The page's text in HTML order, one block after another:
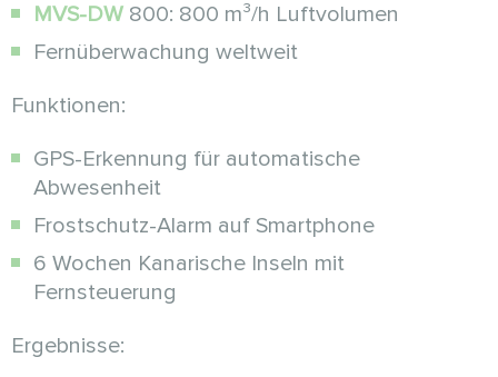
MVS-DW 800: 800 m³/h Luftvolumen
Fernüberwachung weltweit
Funktionen:
GPS-Erkennung für automatische
Abwesenheit
Frostschutz-Alarm auf Smartphone
6 Wochen Kanarische Inseln mit
Fernsteuerung
Ergebnisse: